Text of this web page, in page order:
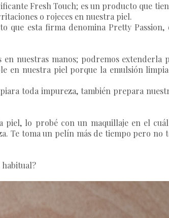
Fresh Touch; es un producto que
o rojeces en nuestra piel.
que esta firma denomina Pretty Passion,
en nuestras manos; podremos extenderla
en nuestra piel porque la emulsión
toda impureza, también prepara
piel, lo probé con un maquillaje en el
Te toma un pelín más de tiempo pero no
habitual?